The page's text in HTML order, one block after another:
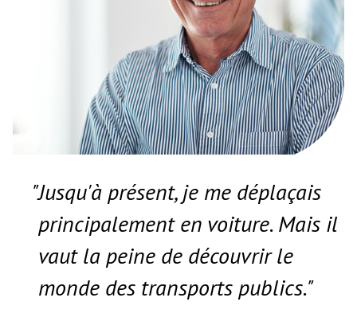
"Jusqu'à présent, je me déplaçais
principalement en voiture. Mais il
vaut la peine de découvrir le
monde des transports publics."